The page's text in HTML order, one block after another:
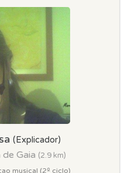
(Explicador)
Gaia (2.9 km)
musical (2º ciclo)